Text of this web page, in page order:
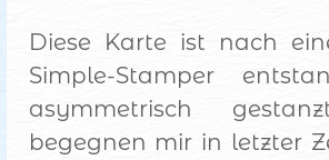
Diese Karte ist nach
Simple-Stamper
asymmetrisch
begegnen mir in letzter